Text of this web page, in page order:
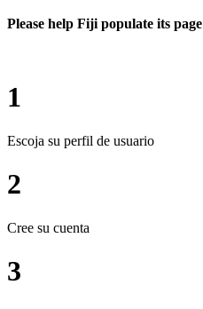
Please help Fiji populate its page
1
Escoja su perfil de usuario
2
Cree su cuenta
3